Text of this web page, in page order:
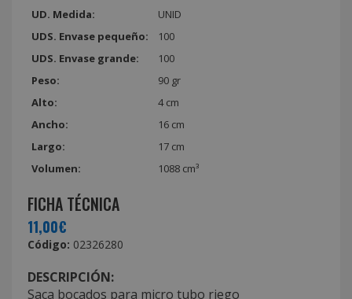
UD. Medida:
UNID
UDS. Envase pequeño:
100
UDS. Envase grande:
100
Peso:
90 gr
Alto:
4 cm
Ancho:
16 cm
Largo:
17 cm
Volumen:
1088 cm³
FICHA TÉCNICA
11,00€
Código: 02326280
DESCRIPCIÓN:
Saca bocados para micro tubo riego